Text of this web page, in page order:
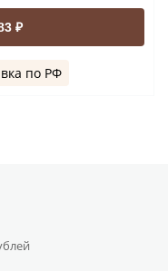
₽
по РФ